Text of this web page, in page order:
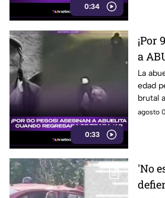
0:34
0:33
¡Por
a
La
edad
brutal
asalto,
agosto
'No